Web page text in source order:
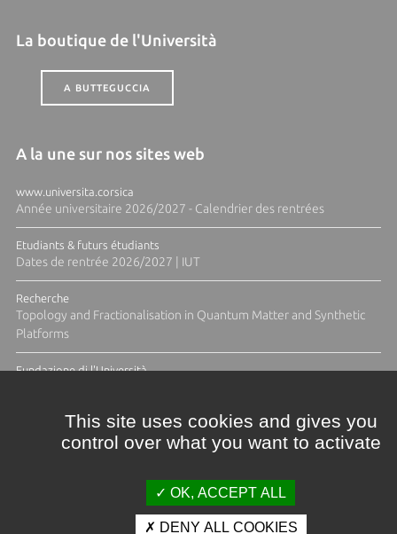
La boutique de l'Università
A BUTTEGUCCIA
A la une sur nos sites web
www.universita.corsica
Année universitaire 2026/2027 - Calendrier des rentrées
Etudiants & futurs étudiants
Dates de rentrée 2026/2027 | IUT
Recherche
Topology and Fractionalisation in Quantum Matter and Synthetic
Platforms
Fundazione di l'Università
This site uses cookies and gives you
control over what you want to activate
OK, ACCEPT ALL
DENY ALL COOKIES